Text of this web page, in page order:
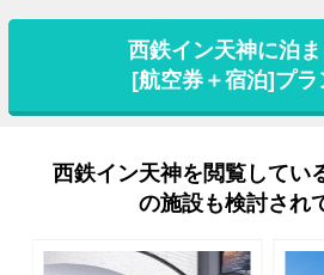
西鉄イン天神に泊
[航空券＋宿泊]プラ
西鉄イン天神を閲覧してい
の施設も検討され